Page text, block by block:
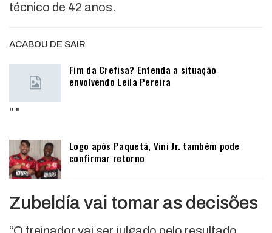
técnico de 42 anos.
ACABOU DE SAIR
Fim da Crefisa? Entenda a situação
envolvendo Leila Pereira
" "
Logo após Paquetá, Vini Jr. também pode
confirmar retorno
Zubeldía vai tomar as decisões